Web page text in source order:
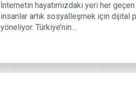
İnternetin hayatımızdaki yeri her
insanlar artık sosyalleşmek için dijital
yöneliyor. Türkiye’nin…